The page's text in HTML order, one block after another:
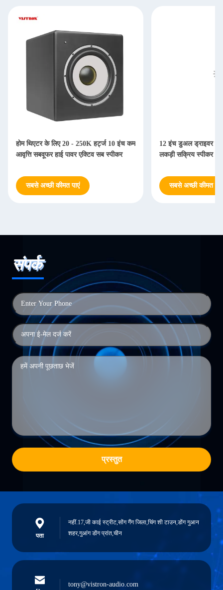
होम थिएटर के लिए 20 - 250K हर्ट्ज 10 इंच कम
आवृत्ति सबवूफर हाई पावर एक्टिव सब स्पीकर
सबसे अच्छी कीमत पाएं
12 इंच डुअल ड्राइवर
लकड़ी सक्रिय स्पीकर
सबसे अच्छी कीमत पाएं
संपर्क
प्रस्तुत
पता
नहीं.17,जी काई स्ट्रीट,सोंग गैंग जिला,चिंग शी टाउन,डोंग गुआन
शहर,गुआंग डोंग प्रांत,चीन
tony@vistron-audio.com